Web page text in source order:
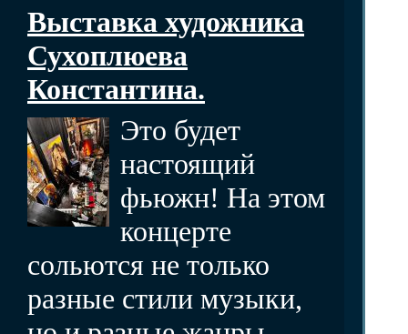
Выставка художника
Сухоплюева
Константина.
Это будет
настоящий
фьюжн! На этом
концерте
сольются не только
разные стили музыки,